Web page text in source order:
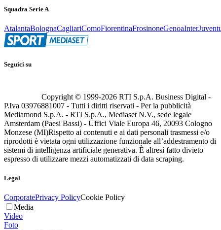
Squadra Serie A
AtalantaBolognaCagliariComoFiorentinaFrosinoneGenoaInter
Seguici su
Copyright © 1999-2026 RTI S.p.A. Business Digital -
P.Iva 03976881007 - Tutti i diritti riservati - Per la pubblicità
Mediamond S.p.A. - RTI S.p.A., Mediaset N.V., sede legale
Amsterdam (Paesi Bassi) - Uffici Viale Europa 46, 20093 Cologno
Monzese (MI)Rispetto ai contenuti e ai dati personali trasmessi e/o
riprodotti è vietata ogni utilizzazione funzionale all’addestramento di
sistemi di intelligenza artificiale generativa. È altresì fatto divieto
espresso di utilizzare mezzi automatizzati di data scraping.
Legal
CorporatePrivacy PolicyCookie Policy
Media
Video
Foto